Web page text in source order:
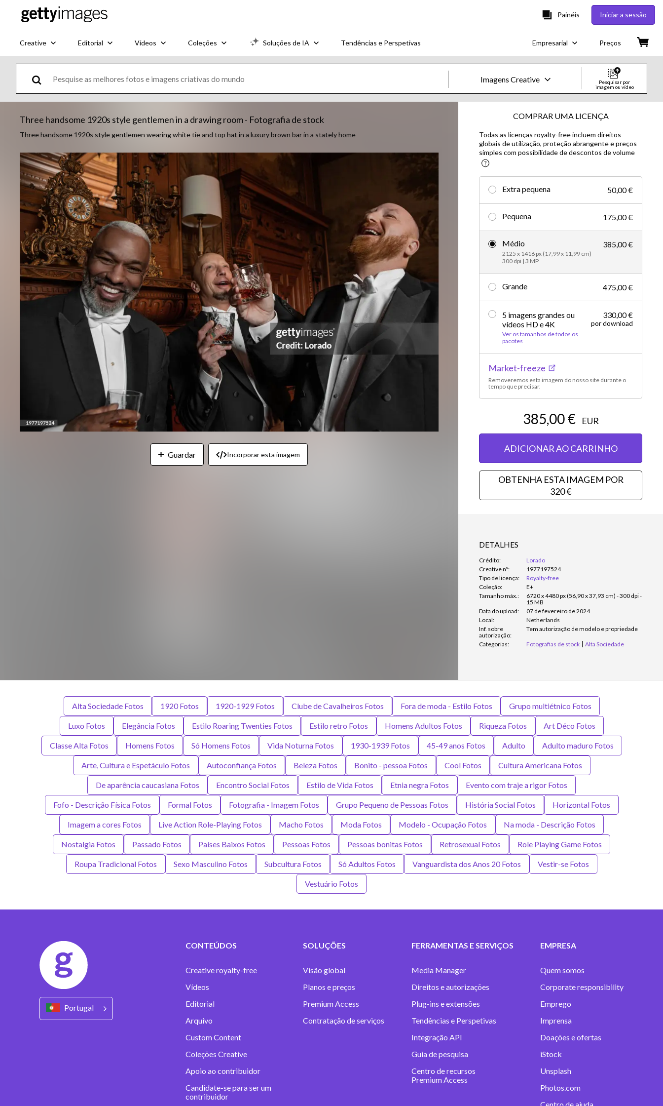
Painéis Iniciar a sessão
Creative Editorial Vídeos Coleções Soluções de IA Tendências e Perspetivas Empresarial Preços
Imagens Creative
Imagens
Creative
Creative
Editorial
Pesquisar por
imagem ou vídeo
Three handsome 1920s style gentlemen in a drawing room - Fotografia de stock
Three handsome 1920s style gentlemen wearing white tie and top hat in a luxury brown bar in a stately home
Guardar Incorporar esta imagem
COMPRAR UMA LICENÇA
Todas as licenças royalty-free incluem direitos
globais de utilização, proteção abrangente e preços
simples com possibilidade de descontos de volume
Extra pequena 50,00 €
Pequena 175,00 €
Médio
2125 x 1416 px (17,99 x 11,99 cm)
300 dpi | 3 MP
385,00 €
Grande 475,00 €
5 imagens grandes ou
vídeos HD e 4K
Ver os tamanhos de todos os
pacotes
330,00 €
por download
Market-freeze
Removeremos esta imagem do nosso site durante o
tempo que precisar.
385,00 € EUR
ADICIONAR AO CARRINHO
OBTENHA ESTA IMAGEM POR
320 €
DETALHES
Crédito:
Lorado
Creative nº:
1977197524
Tipo de licença:
Royalty-free
Coleção:
E+
Tamanho máx.:
6720 x 4480 px (56,90 x 37,93 cm) - 300 dpi -
15 MB
Data do upload:
07 de fevereiro de 2024
Local:
Netherlands
Inf. sobre
autorização:
Tem autorização de modelo e propriedade
Categorias: Fotografias de stock Alta Sociedade
Alta Sociedade Fotos 1920 Fotos 1920-1929 Fotos Clube de Cavalheiros Fotos Fora de moda - Estilo Fotos Grupo multiétnico Fotos
Luxo Fotos Elegância Fotos Estilo Roaring Twenties Fotos Estilo retro Fotos Homens Adultos Fotos Riqueza Fotos Art Déco Fotos
Classe Alta Fotos Homens Fotos Só Homens Fotos Vida Noturna Fotos 1930-1939 Fotos 45-49 anos Fotos Adulto Adulto maduro Fotos
Arte, Cultura e Espetáculo Fotos Autoconfiança Fotos Beleza Fotos Bonito - pessoa Fotos Cool Fotos Cultura Americana Fotos
De aparência caucasiana Fotos Encontro Social Fotos Estilo de Vida Fotos Etnia negra Fotos Evento com traje a rigor Fotos
Fofo - Descrição Física Fotos Formal Fotos Fotografia - Imagem Fotos Grupo Pequeno de Pessoas Fotos História Social Fotos Horizontal Fotos
Imagem a cores Fotos Live Action Role-Playing Fotos Macho Fotos Moda Fotos Modelo - Ocupação Fotos Na moda - Descrição Fotos
Nostalgia Fotos Passado Fotos Países Baixos Fotos Pessoas Fotos Pessoas bonitas Fotos Retrosexual Fotos Role Playing Game Fotos
Roupa Tradicional Fotos Sexo Masculino Fotos Subcultura Fotos Só Adultos Fotos Vanguardista dos Anos 20 Fotos Vestir-se Fotos
Vestuário Fotos
Portugal
CONTEÚDOS
Creative royalty-free
Vídeos
Editorial
Arquivo
Custom Content
Coleções Creative
Apoio ao contribuidor
Candidate-se para ser um
contribuidor
SOLUÇÕES
Visão global
Planos e preços
Premium Access
Contratação de serviços
FERRAMENTAS E SERVIÇOS
Media Manager
Direitos e autorizações
Plug-ins e extensões
Tendências e Perspetivas
Integração API
Guia de pesquisa
Centro de recursos
Premium Access
EMPRESA
Quem somos
Corporate responsibility
Emprego
Imprensa
Doações e ofertas
iStock
Unsplash
Photos.com